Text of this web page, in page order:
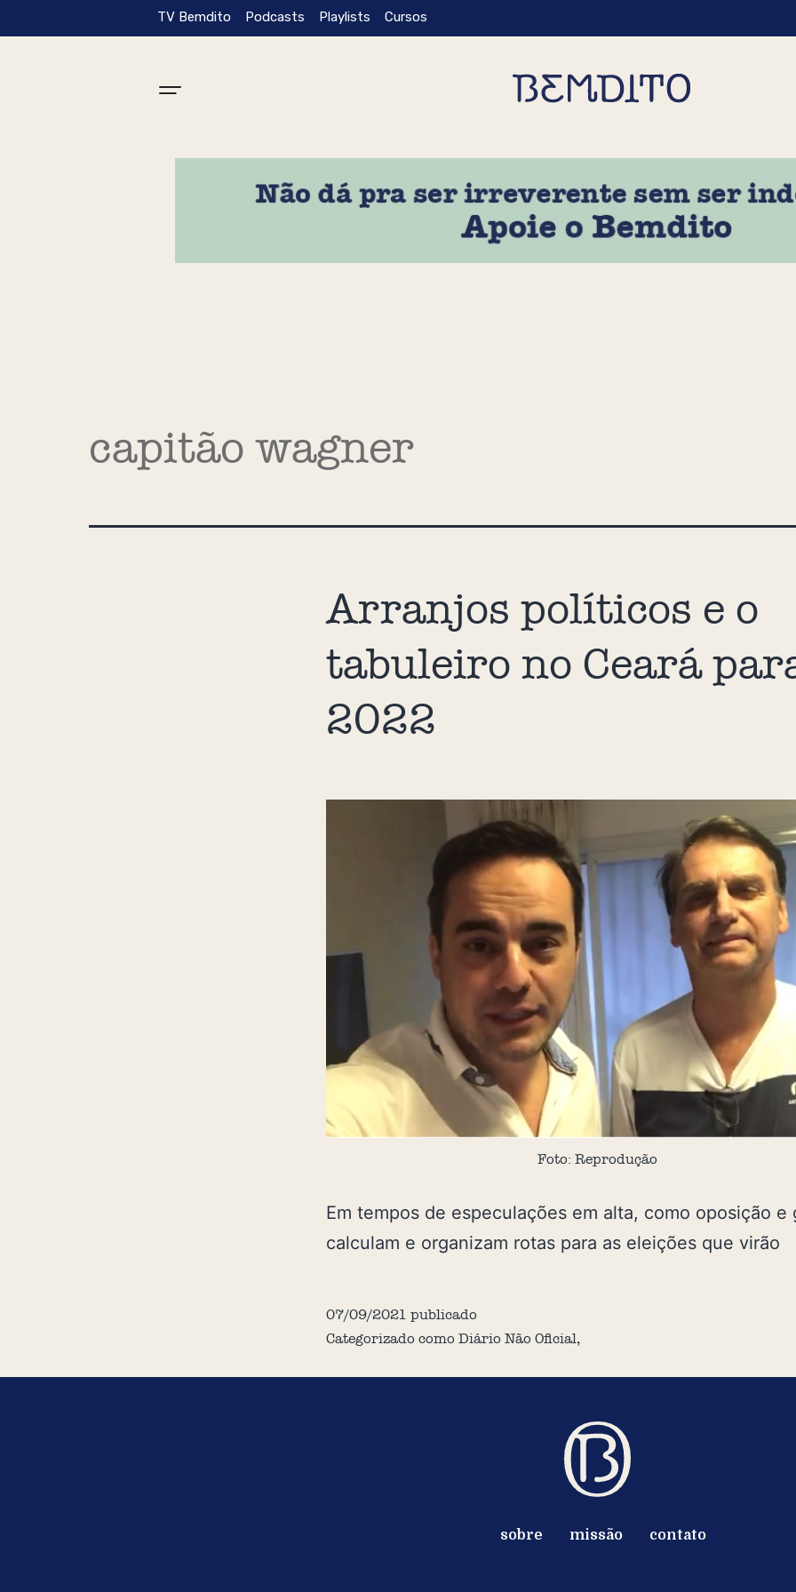
TV Bemdito Podcasts Playlists Cursos
capitão wagner
Arranjos políticos e o
tabuleiro no Ceará
2022
Foto: Reprodução
Em tempos de especulações em alta, como oposição e
calculam e organizam rotas para as eleições que virão
07/09/2021 publicado
Categorizado como Diário Não Oficial,
sobre missão contato